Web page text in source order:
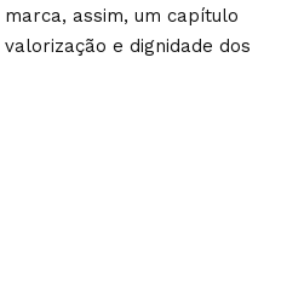
assim, um capítulo
e dignidade dos